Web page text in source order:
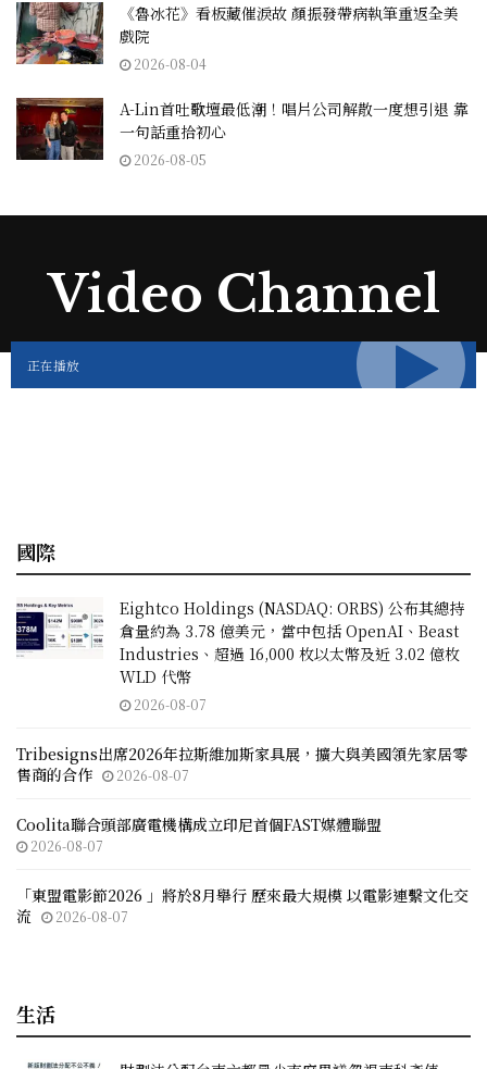
《魯冰花》看板藏催淚故 顏振發帶病執筆重返全美
戲院
2026-08-04
A-Lin首吐歌壇最低潮！唱片公司解散一度想引退 靠
一句話重拾初心
2026-08-05
Video Channel
正在播放
國際
Eightco Holdings (NASDAQ: ORBS) 公布其總持
倉量約為 3.78 億美元，當中包括 OpenAI、Beast
Industries、超過 16,000 枚以太幣及近 3.02 億枚
WLD 代幣
2026-08-07
Tribesigns出席2026年拉斯維加斯家具展，擴大與美國領先家居零
售商的合作
2026-08-07
Coolita聯合頭部廣電機構成立印尼首個FAST媒體聯盟
2026-08-07
「東盟電影節2026 」將於8月舉行 歷來最大規模 以電影連繫文化交
流
2026-08-07
生活